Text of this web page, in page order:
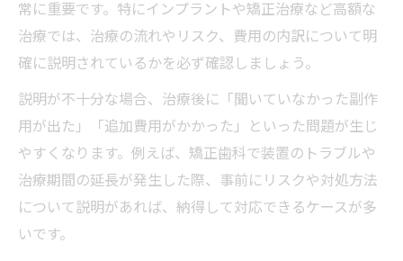
常に重要です。特にインプラントや矯正治療など高額な
治療では、治療の流れやリスク、費用の内訳について明
確に説明されているかを必ず確認しましょう。
説明が不十分な場合、治療後に「聞いていなかった副作
用が出た」「追加費用がかかった」といった問題が生じ
やすくなります。例えば、矯正歯科で装置のトラブルや
治療期間の延長が発生した際、事前にリスクや対処方法
について説明があれば、納得して対応できるケースが多
いです。